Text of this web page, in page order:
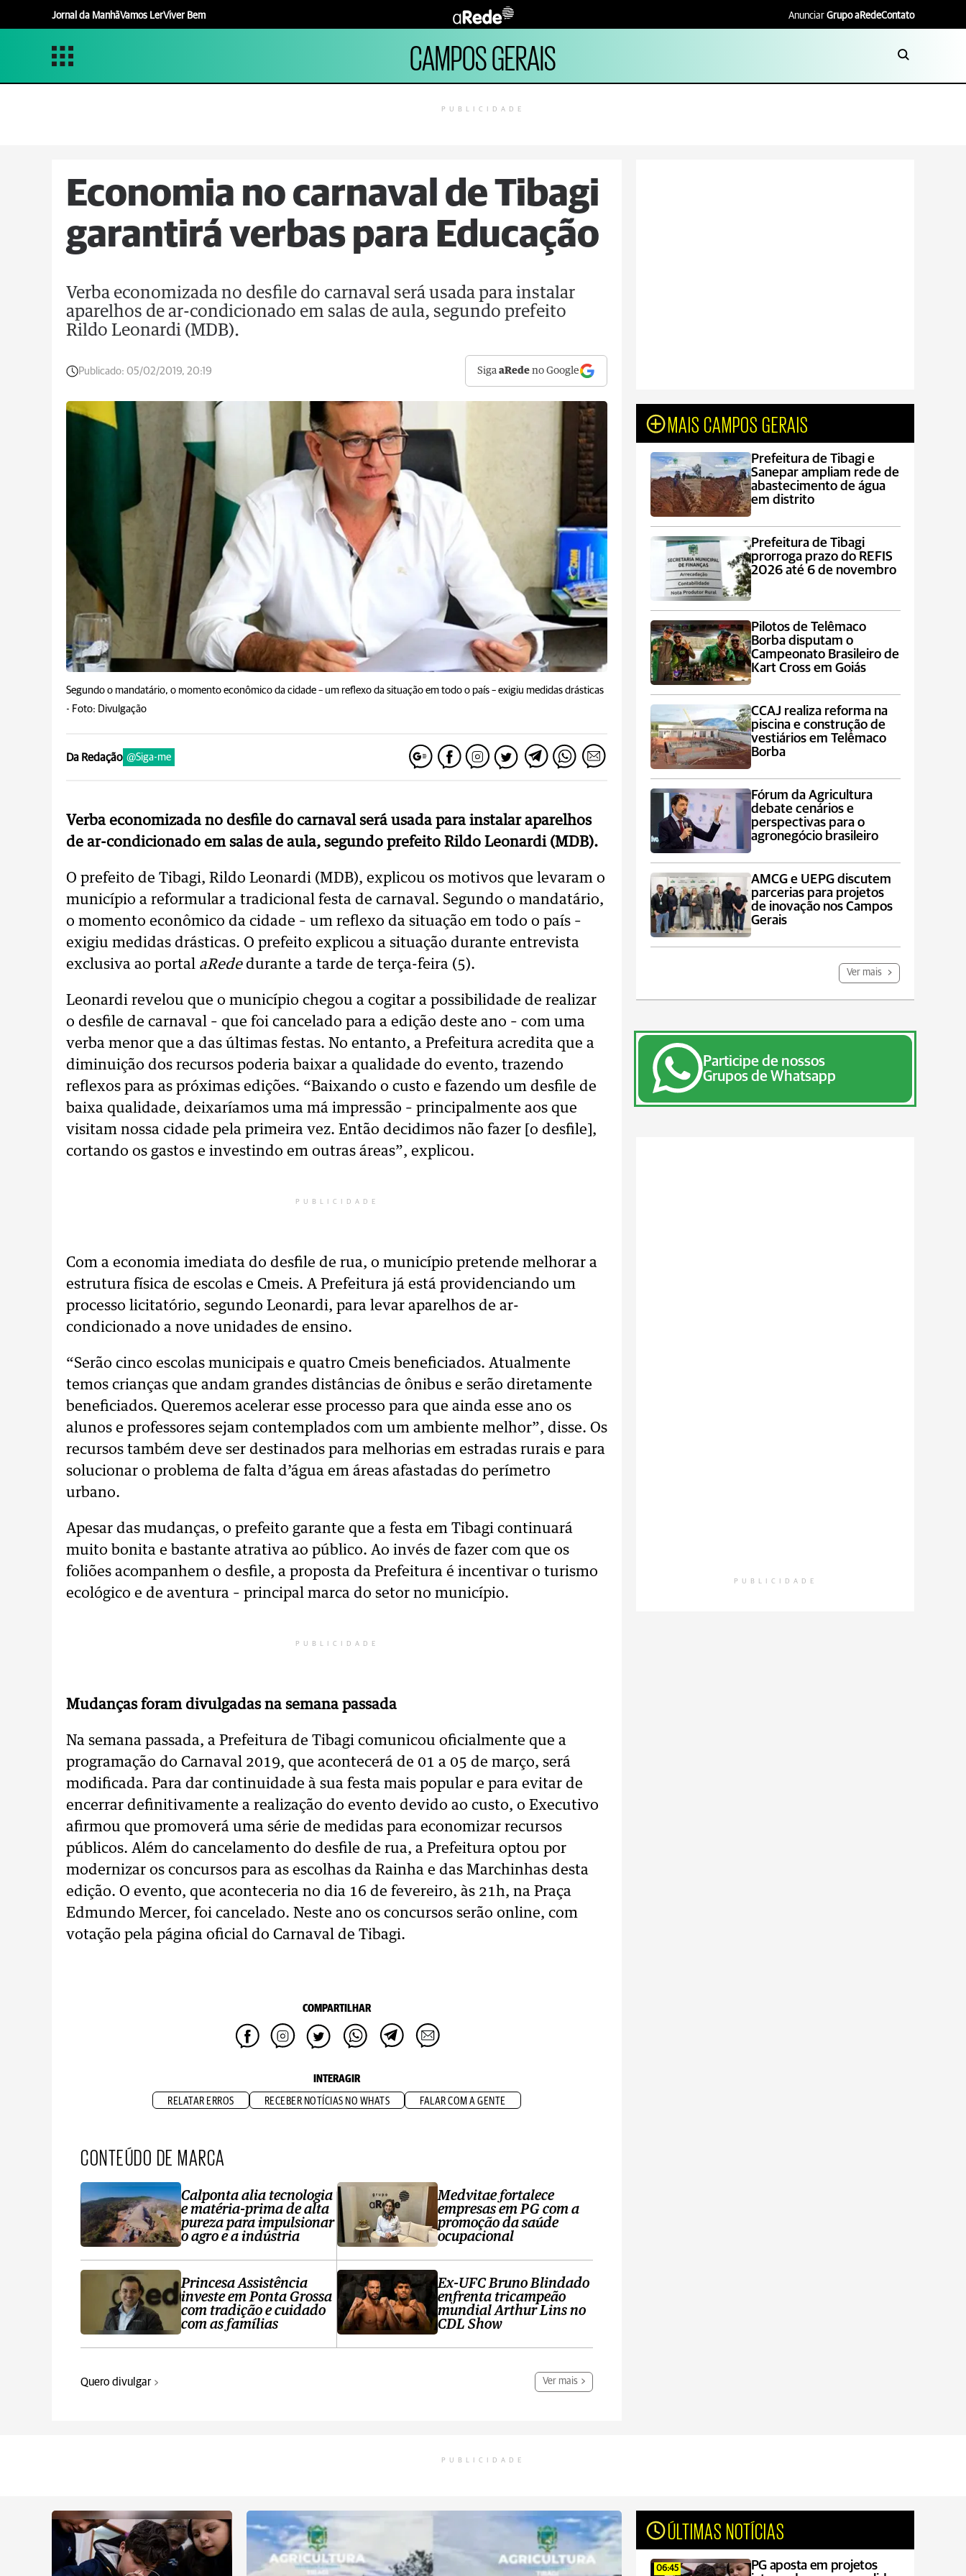
Jornal da ManhãVamos LerViver Bem Anunciar Grupo aRedeContato
CAMPOS GERAIS
PUBLICIDADE
Economia no carnaval de Tibagi
garantirá verbas para Educação
Verba economizada no desfile do carnaval será usada para instalar
aparelhos de ar-condicionado em salas de aula, segundo prefeito
Rildo Leonardi (MDB).
Publicado: 05/02/2019, 20:19 SigaaRede no Google
Segundo o mandatário, o momento econômico da cidade – um reflexo da situação em todo o país – exigiu medidas drásticas
- Foto: Divulgação
Da Redação @Siga-me
Verba economizada no desfile do carnaval será usada para instalar aparelhos
de ar-condicionado em salas de aula, segundo prefeito Rildo Leonardi (MDB).
O prefeito de Tibagi, Rildo Leonardi (MDB), explicou os motivos que levaram o
município a reformular a tradicional festa de carnaval. Segundo o mandatário,
o momento econômico da cidade – um reflexo da situação em todo o país –
exigiu medidas drásticas. O prefeito explicou a situação durante entrevista
exclusiva ao portal aRede durante a tarde de terça-feira (5).
Leonardi revelou que o município chegou a cogitar a possibilidade de realizar
o desfile de carnaval – que foi cancelado para a edição deste ano – com uma
verba menor que a das últimas festas. No entanto, a Prefeitura acredita que a
diminuição dos recursos poderia baixar a qualidade do evento, trazendo
reflexos para as próximas edições. “Baixando o custo e fazendo um desfile de
baixa qualidade, deixaríamos uma má impressão – principalmente aos que
visitam nossa cidade pela primeira vez. Então decidimos não fazer [o desfile],
cortando os gastos e investindo em outras áreas”, explicou.
PUBLICIDADE
Com a economia imediata do desfile de rua, o município pretende melhorar a
estrutura física de escolas e Cmeis. A Prefeitura já está providenciando um
processo licitatório, segundo Leonardi, para levar aparelhos de ar-
condicionado a nove unidades de ensino.
“Serão cinco escolas municipais e quatro Cmeis beneficiados. Atualmente
temos crianças que andam grandes distâncias de ônibus e serão diretamente
beneficiados. Queremos acelerar esse processo para que ainda esse ano os
alunos e professores sejam contemplados com um ambiente melhor”, disse. Os
recursos também deve ser destinados para melhorias em estradas rurais e para
solucionar o problema de falta d’água em áreas afastadas do perímetro
urbano.
Apesar das mudanças, o prefeito garante que a festa em Tibagi continuará
muito bonita e bastante atrativa ao público. Ao invés de fazer com que os
foliões acompanhem o desfile, a proposta da Prefeitura é incentivar o turismo
ecológico e de aventura – principal marca do setor no município.
PUBLICIDADE
Mudanças foram divulgadas na semana passada
Na semana passada, a Prefeitura de Tibagi comunicou oficialmente que a
programação do Carnaval 2019, que acontecerá de 01 a 05 de março, será
modificada. Para dar continuidade à sua festa mais popular e para evitar de
encerrar definitivamente a realização do evento devido ao custo, o Executivo
afirmou que promoverá uma série de medidas para economizar recursos
públicos. Além do cancelamento do desfile de rua, a Prefeitura optou por
modernizar os concursos para as escolhas da Rainha e das Marchinhas desta
edição. O evento, que aconteceria no dia 16 de fevereiro, às 21h, na Praça
Edmundo Mercer, foi cancelado. Neste ano os concursos serão online, com
votação pela página oficial do Carnaval de Tibagi.
COMPARTILHAR
INTERAGIR
RELATAR ERROS RECEBER NOTÍCIAS NO WHATS FALAR COM A GENTE
CONTEÚDO DE MARCA
Calponta alia tecnologia
e matéria-prima de alta
pureza para impulsionar
o agro e a indústria
Princesa Assistência
investe em Ponta Grossa
com tradição e cuidado
com as famílias
Medvitae fortalece
empresas em PG com a
promoção da saúde
ocupacional
Ex-UFC Bruno Blindado
enfrenta tricampeão
mundial Arthur Lins no
CDL Show
Quero divulgar Ver mais
MAIS CAMPOS GERAIS
Prefeitura de Tibagi e
Sanepar ampliam rede de
abastecimento de água
em distrito
Prefeitura de Tibagi
prorroga prazo do REFIS
2026 até 6 de novembro
Pilotos de Telêmaco
Borba disputam o
Campeonato Brasileiro de
Kart Cross em Goiás
CCAJ realiza reforma na
piscina e construção de
vestiários em Telêmaco
Borba
Fórum da Agricultura
debate cenários e
perspectivas para o
agronegócio brasileiro
AMCG e UEPG discutem
parcerias para projetos
de inovação nos Campos
Gerais
Ver mais
Participe de nossos
Grupos de Whatsapp
PUBLICIDADE
PUBLICIDADE
ÚLTIMAS NOTÍCIAS
06:45
PG aposta em projetos